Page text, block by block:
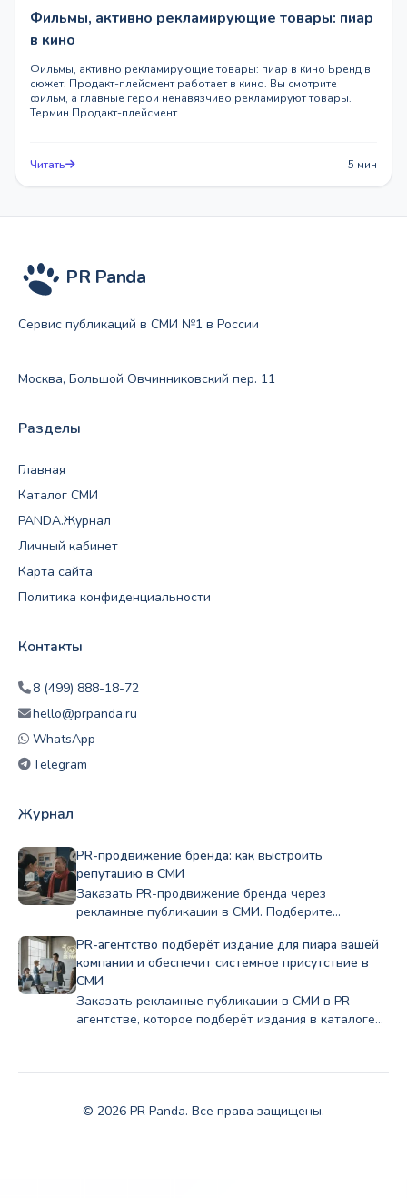
Фильмы, активно рекламирующие товары: пиар
в кино
Фильмы, активно рекламирующие товары: пиар в кино Бренд в
сюжет. Продакт-плейсмент работает в кино. Вы смотрите
фильм, а главные герои ненавязчиво рекламируют товары.
Термин Продакт-плейсмент…
Читать 5 мин
PR Panda
Сервис публикаций в СМИ №1 в России
Москва, Большой Овчинниковский пер. 11
Разделы
Главная
Каталог СМИ
PANDA.Журнал
Личный кабинет
Карта сайта
Политика конфиденциальности
Контакты
8 (499) 888-18-72
hello@prpanda.ru
WhatsApp
Telegram
Журнал
PR-продвижение бренда: как выстроить
репутацию в СМИ
Заказать PR-продвижение бренда через
рекламные публикации в СМИ. Подберите
репутацию Полный цикл в PRslon.
PR-агентство подберёт издание для пиара вашей
компании и обеспечит системное присутствие в
СМИ
Заказать рекламные публикации в СМИ в PR-
агентстве, которое подберёт издания в каталоге
© 2026 PR Panda. Все права защищены.